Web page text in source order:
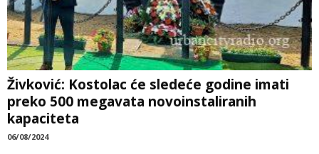
Živković: Kostolac će sledeće godine imati
preko 500 megavata novoinstaliranih
kapaciteta
06/08/2024